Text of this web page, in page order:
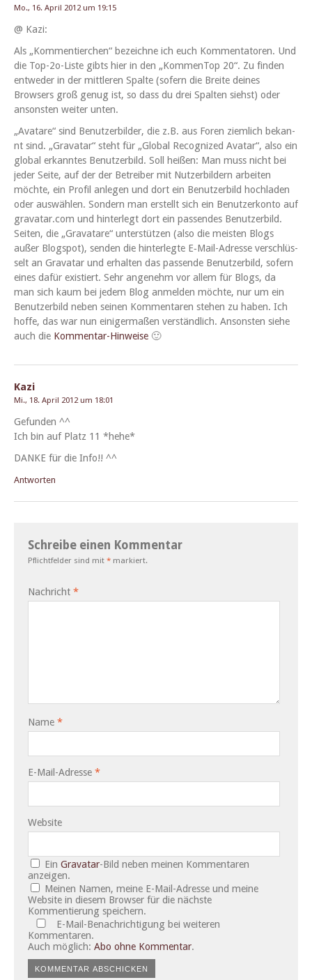
Mo., 16. April 2012 um 19:15
@ Kazi:
Als „Kom­men­tierchen“ beze­ichne ich euch Kom­men­ta­toren. Und
die Top-2o-Liste gibts hier in den „Kom­men­Top 20“. Zu find­en
entwed­er in der mit­tleren Spalte (sofern die Bre­ite deines
Browsers groß genug ist, so dass du drei Spal­ten siehst) oder
anson­sten weit­er unten.
„Avatare“ sind Benutzer­bilder, die z.B. aus Foren ziem­lich bekan­
nt sind. „Gra­vatar“ ste­ht für „Glob­al Rec­og­nized Avatar“, also ein
glob­al erkan­ntes Benutzer­bild. Soll heißen: Man muss nicht bei
jed­er Seite, auf der der Betreiber mit Nutzer­bildern arbeit­en
möchte, ein Pro­fil anle­gen und dort ein Benutzer­bild hochladen
oder auswählen. Son­dern man erstellt sich ein Benutzerkon­to auf
gravatar.com und hin­ter­legt dort ein passendes Benutzer­bild.
Seit­en, die „Gra­vatare“ unter­stützen (also die meis­ten Blogs
außer Blogspot), senden die hin­ter­legte E‑Mail-Adresse ver­schlüs­
selt an Gra­vatar und erhal­ten das passende Benutzer­bild, sofern
eines dafür existiert. Sehr angenehm vor allem für Blogs, da
man sich kaum bei jedem Blog anmelden möchte, nur um ein
Benutzer­bild neben seinen Kom­mentaren ste­hen zu haben. Ich
hoffe, das war nun einiger­maßen ver­ständlich. Anson­sten siehe
auch die Kom­men­tar-Hin­weise 🙂
Kazi
Mi., 18. April 2012 um 18:01
Gefun­den ^^
Ich bin auf Platz 11 *hehe*
DANKE für die Info!! ^^
Antworten
Schreibe einen Kommentar
Pflichtfelder sind mit * markiert.
Nachricht *
Name *
E-Mail-Adresse *
Website
EinGravatar-Bild neben meinen Kommentaren
anzeigen.
Meinen Namen, meine E-Mail-Adresse und meine
Website in diesem Browser für die nächste
Kommentierung speichern.
E-Mail-Benachrichtigung bei weiteren
Kommentaren.
Auch möglich: Abo ohne Kommentar.